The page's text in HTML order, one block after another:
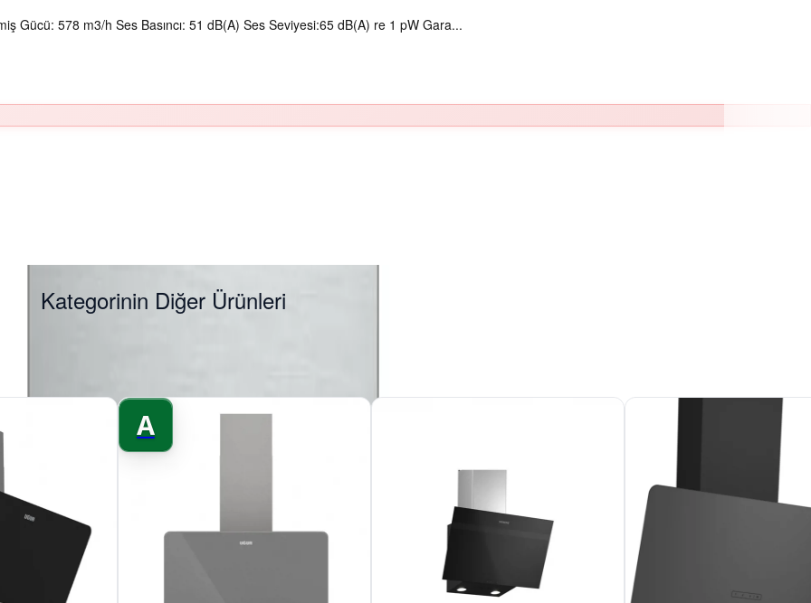
Gücü: 578 m3/h Ses Basıncı: 51 dB(A) Ses Seviyesi:65 dB(A) re 1 pW Gara...
Kategorinin Diğer Ürünleri
A